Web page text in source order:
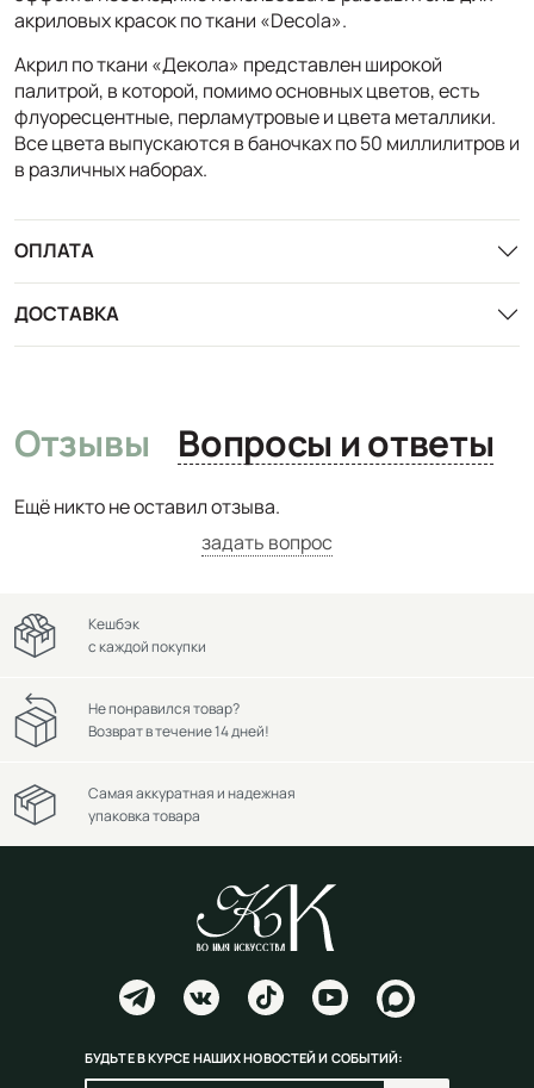
акриловых красок по ткани «Decola».
Акрил по ткани «Декола» представлен широкой
палитрой, в которой, помимо основных цветов, есть
флуоресцентные, перламутровые и цвета металлики.
Все цвета выпускаются в баночках по 50 миллилитров и
в различных наборах.
ОПЛАТА
ДОСТАВКА
Отзывы Вопросы и ответы
Ещё никто не оставил отзыва.
задать вопрос
Кешбэк
с каждой покупки
Не понравился товар?
Возврат в течение 14 дней!
Самая аккуратная и надежная
упаковка товара
БУДЬТЕ В КУРСЕ НАШИХ НОВОСТЕЙ И СОБЫТИЙ: